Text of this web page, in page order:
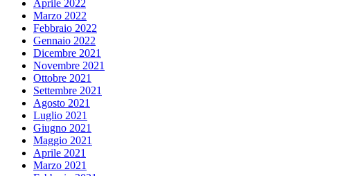
Aprile 2022
Marzo 2022
Febbraio 2022
Gennaio 2022
Dicembre 2021
Novembre 2021
Ottobre 2021
Settembre 2021
Agosto 2021
Luglio 2021
Giugno 2021
Maggio 2021
Aprile 2021
Marzo 2021